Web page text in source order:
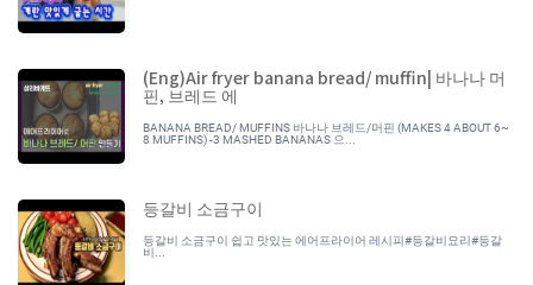
(Eng)Air fryer banana bread/ muffin| 바나나 머
핀, 브레드 에
BANANA BREAD/ MUFFINS 바나나 브레드/머핀 (MAKES 4 ABOUT 6~
8 MUFFINS) -3 MASHED BANANAS 으...
등갈비 소금구이
등갈비 소금구이 쉽고 맛있는 에어프라이어 레시피#등갈비요리#등갈
비...